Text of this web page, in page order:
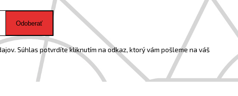
Odoberať
Súhlas potvrdíte kliknutím na odkaz, ktorý vám pošleme na váš